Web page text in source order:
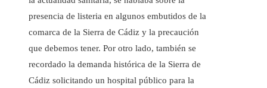
presencia de listeria en algunos embutidos de la
comarca de la Sierra de Cádiz y la precaución
que debemos tener. Por otro lado, también se
recordado la demanda histórica de la Sierra de
Cádiz solicitando un hospital público para la